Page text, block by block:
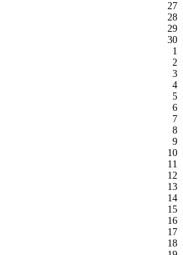
27
28
29
30
1
2
3
4
5
6
7
8
9
10
11
12
13
14
15
16
17
18